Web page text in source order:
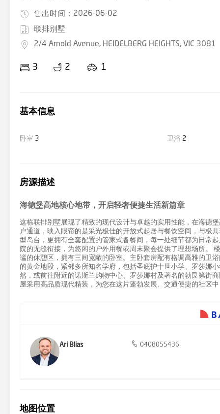
售出时间： 2026-06-02
联排别墅
2/4 Arnold Avenue, HEIDELBERG HEIGHTS, VIC 3081
3 2 1
基本信息
卧室 3 卫浴 2
房源描述
海德堡高地核心地带，开启轻奢便捷生活新篇章
这栋联排别墅展现了精致的现代设计与卓越的实用性能，在海德
户通道，映入眼帘的是采光极佳的开放式起居与餐饮空间，与极
型岛台，更拥有全套配置的管家式备餐间，每一处细节都为日常
院的无缝衔接，为悠闲的户外用餐或周末聚会提供了理想场所。
谧的休憩区，拥有三间宽敞的卧室。主卧套房配有格调高雅的卫
的黄金地段，紧邻多所知名学府，包括圣庇护十世小学、罗莎娜
然，或前往附近的诺斯兰购物中心、罗莎娜村及著名的勃艮第街
屋采用高品质现代精装，为您在这片蓬勃发展、交通便捷的社区
Ari Blias 0408055436
地图位置